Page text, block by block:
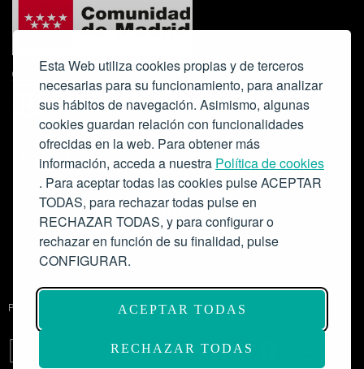
Esta Web utiliza cookies propias y de terceros
necesarias para su funcionamiento, para analizar
sus hábitos de navegación. Asimismo, algunas
cookies guardan relación con funcionalidades
ofrecidas en la web. Para obtener más
información, acceda a nuestra Política de cookies
. Para aceptar todas las cookies pulse ACEPTAR
TODAS, para rechazar todas pulse en
RECHAZAR TODAS, y para configurar o
rechazar en función de su finalidad, pulse
CONFIGURAR.
ACEPTAR TODAS
RECHAZAR TODAS
Colabora:
Proyecto de modernización de infraestructuras y digitalización del
Salón de Actos del Ateneo de Madrid como espacio escénico-musical.
Subvención: 175.000€